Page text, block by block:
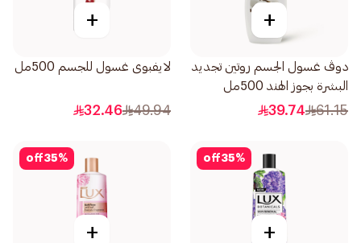
+
دوڤ غسول الجسم روتين تجديد
البشرة بجوز الهند 500مل
61.15
39.74
+
لايفبوى غسول للجسم 500مل
49.94
32.46
35%
off
+
35%
off
+